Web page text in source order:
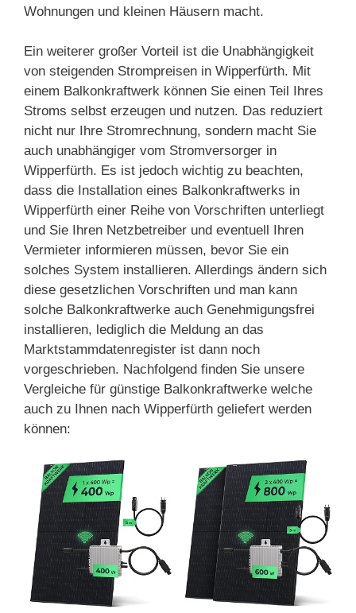
Wohnungen und kleinen Häusern macht.
Ein weiterer großer Vorteil ist die Unabhängigkeit
von steigenden Strompreisen in Wipperfürth. Mit
einem Balkonkraftwerk können Sie einen Teil Ihres
Stroms selbst erzeugen und nutzen. Das reduziert
nicht nur Ihre Stromrechnung, sondern macht Sie
auch unabhängiger vom Stromversorger in
Wipperfürth. Es ist jedoch wichtig zu beachten,
dass die Installation eines Balkonkraftwerks in
Wipperfürth einer Reihe von Vorschriften unterliegt
und Sie Ihren Netzbetreiber und eventuell Ihren
Vermieter informieren müssen, bevor Sie ein
solches System installieren. Allerdings ändern sich
diese gesetzlichen Vorschriften und man kann
solche Balkonkraftwerke auch Genehmigungsfrei
installieren, lediglich die Meldung an das
Marktstammdatenregister ist dann noch
vorgeschrieben. Nachfolgend finden Sie unsere
Vergleiche für günstige Balkonkraftwerke welche
auch zu Ihnen nach Wipperfürth geliefert werden
können: